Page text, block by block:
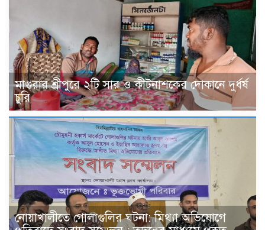
মাগুরার শ্রীপুরে ২টি সার ও কীটনাশকের দোকানে দুর্ধর্ষ
চুরি
নোয়াখালীতে গোলাগুলির ঘটনা: মিথ্যা অভিযোগে